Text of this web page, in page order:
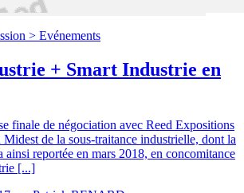
> Evénements
+ Smart Industrie en
finale de négociation avec Reed Expositions
de la sous-traitance industrielle, dont la
ainsi reportée en mars 2018, en concomitance
[...]